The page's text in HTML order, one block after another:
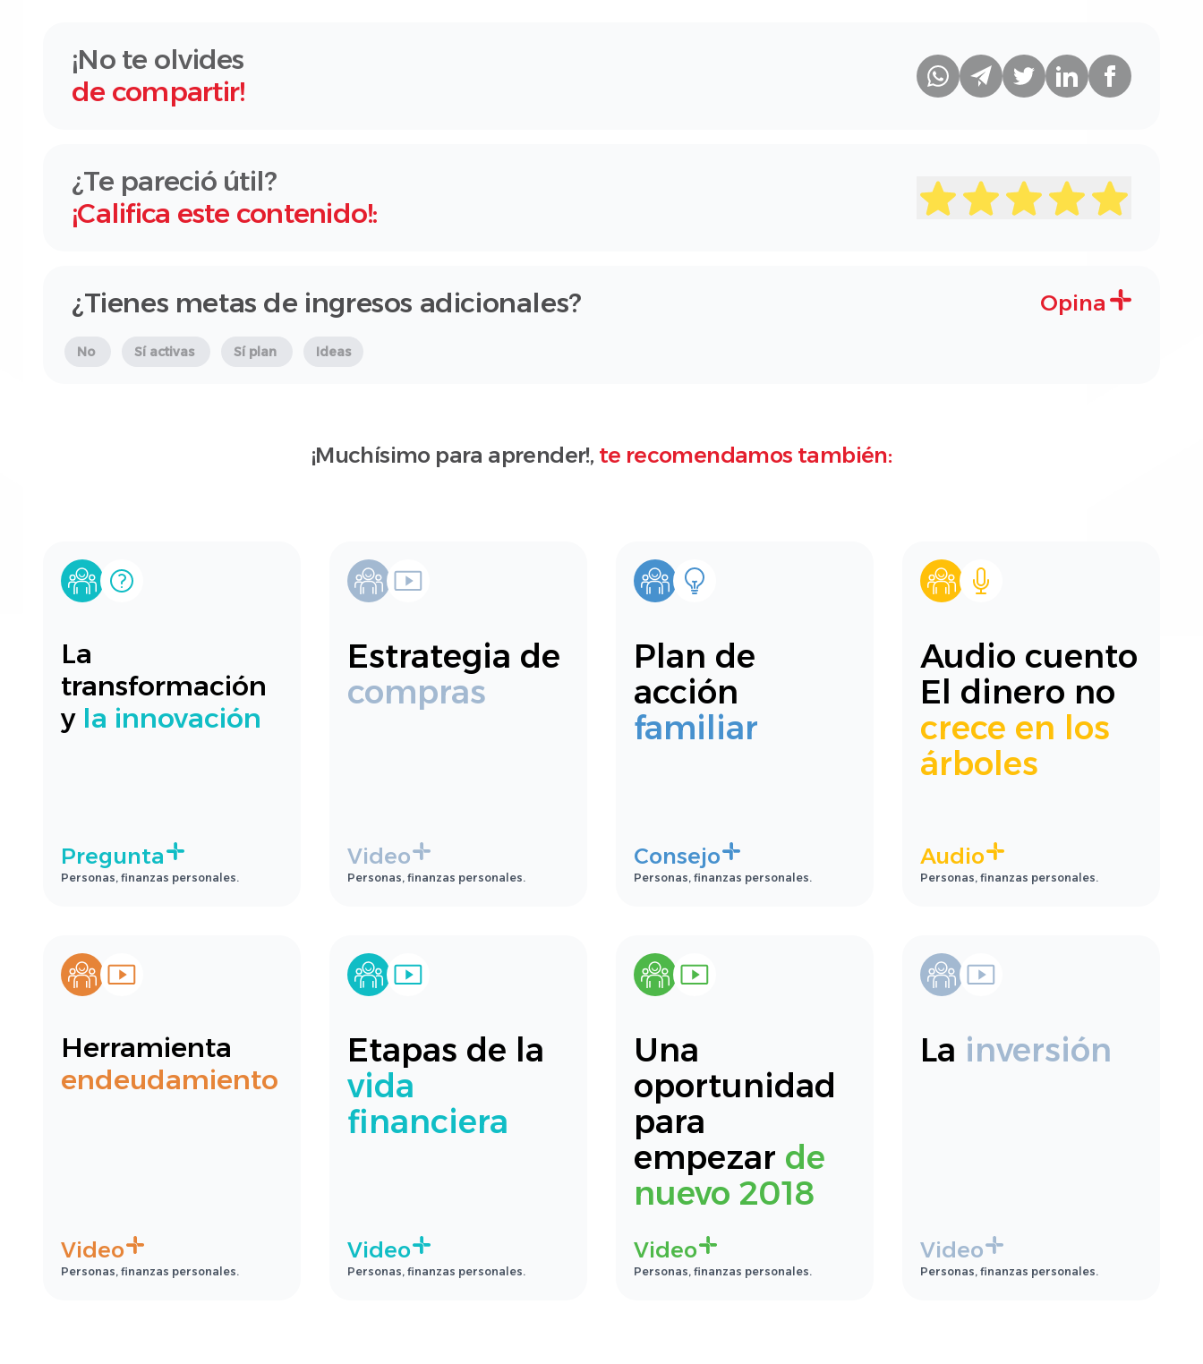
¡No te olvides
de compartir!
¿Te pareció útil?
¡Califica este contenido!:
¿Tienes metas de ingresos adicionales? Opina
No Sí activas Sí plan Ideas
¡Muchísimo para aprender!, te recomendamos también:
La
transformación
y la innovación
Pregunta
Personas, finanzas personales.
Estrategia de
compras
Video
Personas, finanzas personales.
Plan de
acción
familiar
Consejo
Personas, finanzas personales.
Audio cuento
El dinero no
crece en los
árboles
Audio
Personas, finanzas personales.
Herramienta
endeudamiento
Video
Personas, finanzas personales.
Etapas de la
vida
financiera
Video
Personas, finanzas personales.
Una
oportunidad
para
empezar de
nuevo 2018
Video
Personas, finanzas personales.
La inversión
Video
Personas, finanzas personales.